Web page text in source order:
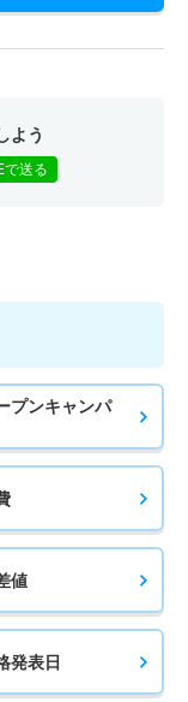
よう
で送る
プンキャンパ
値
発表日